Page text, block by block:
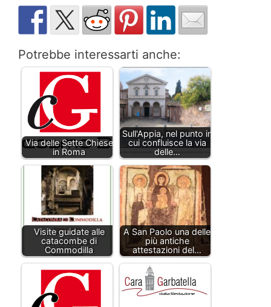
Potrebbe interessarti anche:
Via delle Sette Chiese
in Roma
Sull'Appia, nel punto in
cui confluisce la via
delle…
Visite guidate alle
catacombe di
Commodilla
A San Paolo una delle
più antiche
attestazioni del…